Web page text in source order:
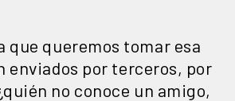
que queremos tomar esa
enviados por terceros, por
no conoce un amigo,